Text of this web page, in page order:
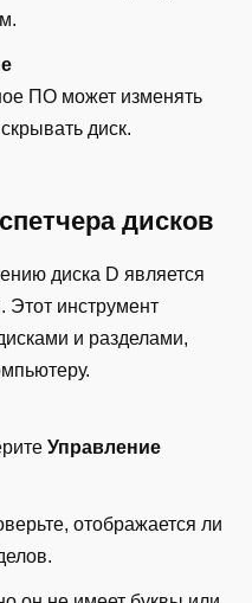
ПО может изменять
диск.
дисков
диска D является
Этот инструмент
и разделами,
Управление
отображается ли